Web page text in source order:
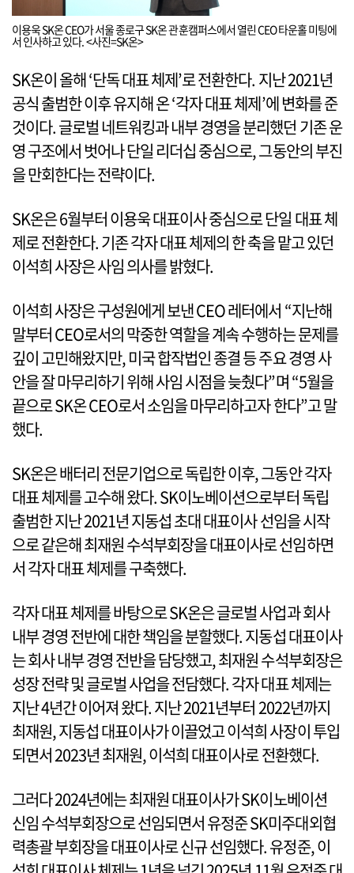
이용욱 SK온 CEO가 서울 종로구 SK온 관훈캠퍼스에서 열린 CEO 타운홀 미팅에
서 인사하고 있다. <사진=SK온>
SK온이 올해 ‘단독 대표 체제’로 전환한다. 지난 2021년
공식 출범한 이후 유지해 온 ‘각자 대표 체제’에 변화를 준
것이다. 글로벌 네트워킹과 내부 경영을 분리했던 기존 운
영 구조에서 벗어나 단일 리더십 중심으로, 그동안의 부진
을 만회한다는 전략이다.
SK온은 6월부터 이용욱 대표이사 중심으로 단일 대표 체
제로 전환한다. 기존 각자 대표 체제의 한 축을 맡고 있던
이석희 사장은 사임 의사를 밝혔다.
이석희 사장은 구성원에게 보낸 CEO 레터에서 “지난해
말부터 CEO로서의 막중한 역할을 계속 수행하는 문제를
깊이 고민해왔지만, 미국 합작법인 종결 등 주요 경영 사
안을 잘 마무리하기 위해 사임 시점을 늦췄다”며 “5월을
끝으로 SK온 CEO로서 소임을 마무리하고자 한다”고 말
했다.
SK온은 배터리 전문기업으로 독립한 이후, 그동안 각자
대표 체제를 고수해 왔다. SK이노베이션으로부터 독립
출범한 지난 2021년 지동섭 초대 대표이사 선임을 시작
으로 같은해 최재원 수석부회장을 대표이사로 선임하면
서 각자 대표 체제를 구축했다.
각자 대표 체제를 바탕으로 SK온은 글로벌 사업과 회사
내부 경영 전반에 대한 책임을 분할했다. 지동섭 대표이사
는 회사 내부 경영 전반을 담당했고, 최재원 수석부회장은
성장 전략 및 글로벌 사업을 전담했다. 각자 대표 체제는
지난 4년간 이어져 왔다. 지난 2021년부터 2022년까지
최재원, 지동섭 대표이사가 이끌었고 이석희 사장이 투입
되면서 2023년 최재원, 이석희 대표이사로 전환했다.
그러다 2024년에는 최재원 대표이사가 SK이노베이션
신임 수석부회장으로 선임되면서 유정준 SK미주대외협
력총괄 부회장을 대표이사로 신규 선임했다. 유정준, 이